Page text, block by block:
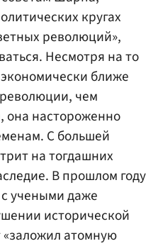
кругах
революций»,
Несмотря на то
ближе
чем
она настороженно
С большей
на тогдашних
В прошлом году
учеными даже
исторической
«заложил атомную